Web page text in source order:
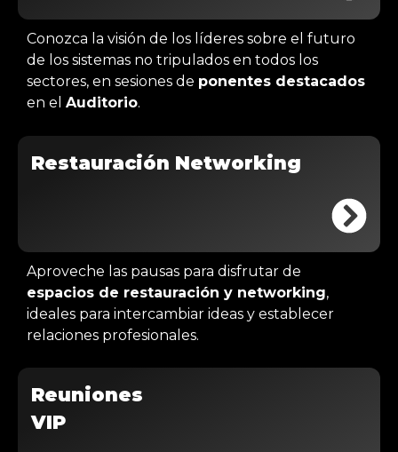
Conozca la visión de los líderes sobre el futuro
de los sistemas no tripulados en todos los
sectores, en sesiones de ponentes destacados
en el Auditorio.
Restauración Networking
Aproveche las pausas para disfrutar de
espacios de restauración y networking,
ideales para intercambiar ideas y establecer
relaciones profesionales.
Reuniones
VIP